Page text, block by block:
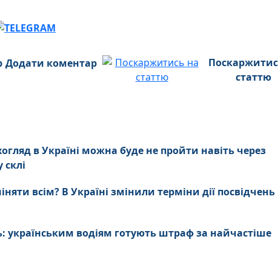
Додати коментар
статтю
в Україні можна буде не пройти навіть через
всім? В Україні змінили терміни дії посвідчень
українським водіям готують штраф за найчастіше